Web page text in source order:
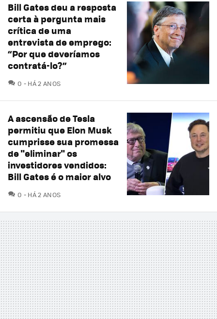
Bill Gates deu a resposta
certa à pergunta mais
crítica de uma
entrevista de emprego:
“Por que deveríamos
contratá-lo?”
0 COMENTÁRIOS
HÁ 2 ANOS
A ascensão de Tesla
permitiu que Elon Musk
cumprisse sua promessa
de "eliminar" os
investidores vendidos:
Bill Gates é o maior alvo
0 COMENTÁRIOS
HÁ 2 ANOS